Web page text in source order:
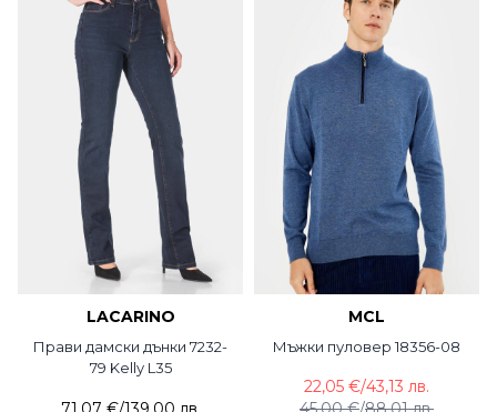
LACARINO
Прави дамски дънки 7232-
79 Kelly L35
MCL
Мъжки пуловер 18356-08
22,05 €/43,13 лв.